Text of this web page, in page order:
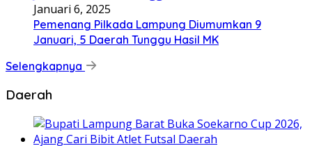
Januari 6, 2025
Pemenang Pilkada Lampung Diumumkan 9
Januari, 5 Daerah Tunggu Hasil MK
Selengkapnya
Daerah